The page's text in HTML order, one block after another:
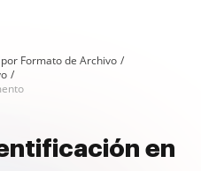
Formato de Archivo
en